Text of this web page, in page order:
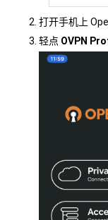
打开手机上
轻点 OVPN